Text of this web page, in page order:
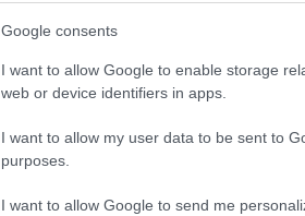
Google consents
I want to allow Google to enable storage
web or device identifiers in apps.
I want to allow my user data to be sent to
purposes.
I want to allow Google to send me